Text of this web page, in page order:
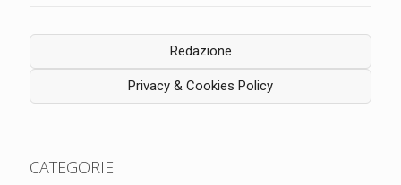
Redazione
Privacy & Cookies Policy
CATEGORIE